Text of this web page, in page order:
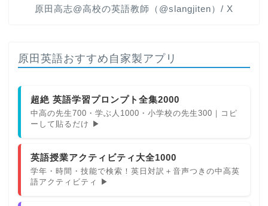
原田高志@高校の英語教師（@slangjiten）/ X
原田英語おすすめ自家製アプリ
超絶 英語学習プロンプト全集2000
中高の先生700・学ぶ人1000・小学校の先生300｜コピ
ーして貼るだけ ▶
英語授業アクティビティ大全1000
学年・時間・技能で検索！英日対訳＋音声つきの中高英
語アクティビティ ▶